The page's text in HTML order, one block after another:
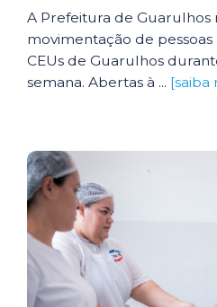
A Prefeitura de
movimentação de
CEUs de Guarulhos
semana. Abertas à ... [saiba